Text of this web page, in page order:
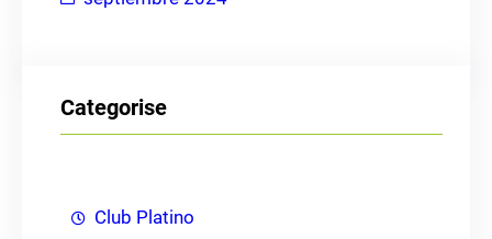
Categorise
Club Platino